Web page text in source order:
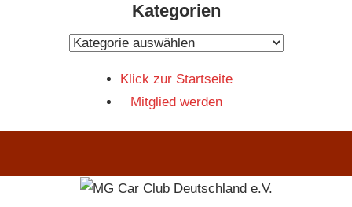
Kategorien
Kategorien
Klick zur Startseite
Mitglied werden